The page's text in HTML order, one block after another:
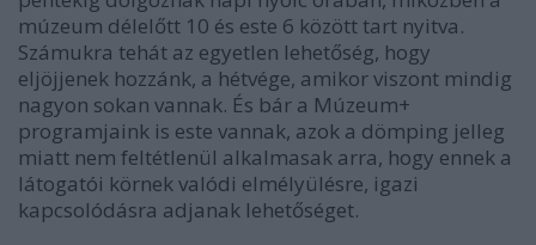
múzeum délelőtt 10 és este 6 között tart nyitva.
Számukra tehát az egyetlen lehetőség, hogy
eljöjjenek hozzánk, a hétvége, amikor viszont mindig
nagyon sokan vannak. És bár a Múzeum+
programjaink is este vannak, azok a dömping jelleg
miatt nem feltétlenül alkalmasak arra, hogy ennek a
látogatói körnek valódi elmélyülésre, igazi
kapcsolódásra adjanak lehetőséget.